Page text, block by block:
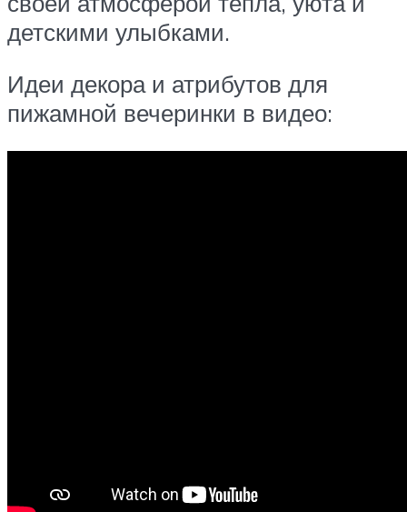
детскими улыбками.
Идеи декора и атрибутов для
пижамной вечеринки в видео: